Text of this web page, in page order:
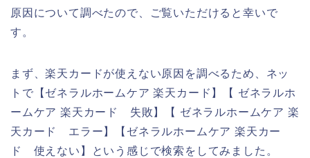
原因について調べたので、ご覧いただけると幸いで
す。
まず、楽天カードが使えない原因を調べるため、ネッ
トで【ゼネラルホームケア 楽天カード】【 ゼネラルホ
ームケア 楽天カード 失敗】【 ゼネラルホームケア 楽
天カード エラー】【ゼネラルホームケア 楽天カー
ド 使えない】という感じで検索をしてみました。